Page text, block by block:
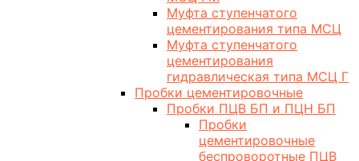
Муфта ступенчатого
цементирования типа МСЦ
Муфта ступенчатого
цементирования
гидравлическая типа МСЦ Г
Пробки цементировочные
Пробки ПЦВ БП и ПЦН БП
Пробки
цементировочные
беспроворотные ПЦВ